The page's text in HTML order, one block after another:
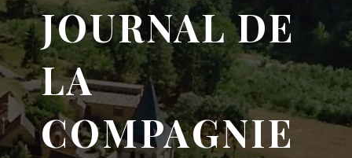
JOURNAL DE
LA
COMPAGNIE